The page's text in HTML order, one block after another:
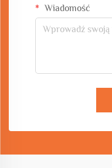
Wiadomość